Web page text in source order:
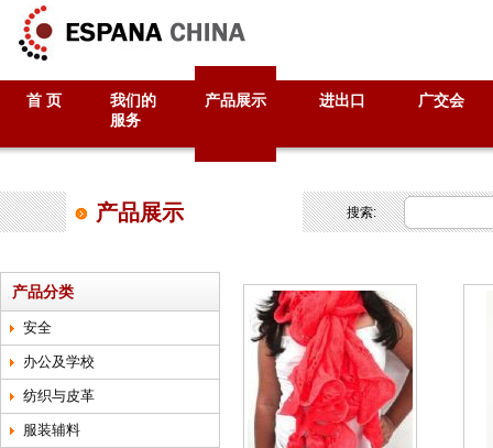
首 页
我们的
服务
产品展示 进出口 广交会
产品展示 搜索:
产品分类
安全
办公及学校
纺织与皮革
服装辅料